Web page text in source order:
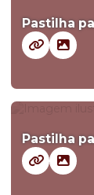
Pastilha
Pastilha